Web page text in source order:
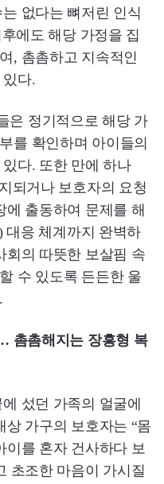
없다는 뼈저린 인식
에도 해당 가정을 집
, 촘촘하고 지속적인
있다.
은 정기적으로 해당 가
를 확인하며 아이들의
다. 또한 만에 하나
되거나 보호자의 요청
에 출동하여 문제를 해
대응 체계까지 완벽하
회의 따뜻한 보살핌 속
수 있도록 든든한 울
촘촘해지는 장흥형 복
섰던 가족의 얼굴에
상 가구의 보호자는 “몸
이를 혼자 건사하다 보
초조한 마음이 가시질